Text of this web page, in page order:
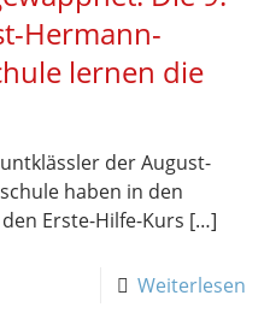
Hermann-
lernen die
der August-
haben in den
Erste-Hilfe-Kurs […]
Weiterlesen